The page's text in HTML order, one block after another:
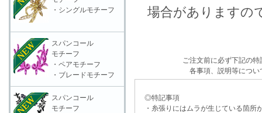
場合がありますの
ご注文前に必ず下記の
各事項、説明等につい
◎特記事項
・糸張りにはムラが生じている箇所
・シングルモチーフ
スパンコール
モチーフ
・ペアモチーフ
・ブレードモチーフ
スパンコール
モチーフ